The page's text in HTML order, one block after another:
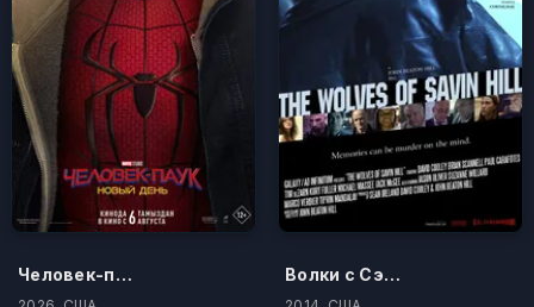
Человек-паук: Новый день Волки с Сэйвин-Хилл